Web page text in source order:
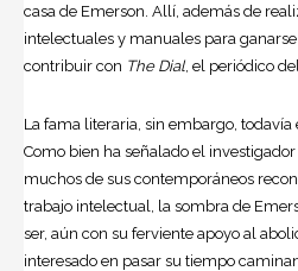
casa de Emerson. Allí, además de
intelectuales y manuales para
contribuir con The Dial, el periódico
La fama literaria, sin embargo, todavía
Como bien ha señalado el
muchos de sus contemporáneos
trabajo intelectual, la sombra de
ser, aún con su ferviente apoyo al
interesado en pasar su tiempo